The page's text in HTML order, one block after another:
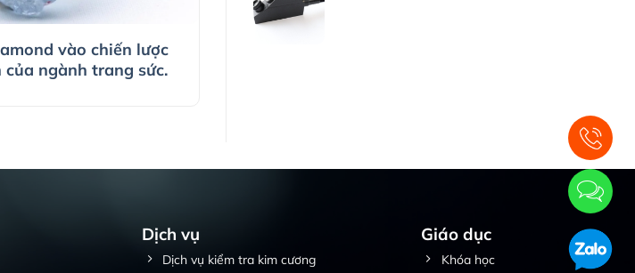
vào chiến lược
ngành trang sức.
Dịch vụ
Dịch vụ kiểm tra kim cương
Giáo dục
Khóa học